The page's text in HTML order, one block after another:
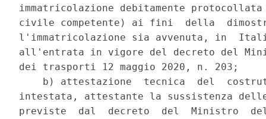
immatricolazione debitamente
civile competente) ai fini  della
l'immatricolazione sia avvenuta, in
all'entrata in vigore del decreto del
dei trasporti 12 maggio 2020, n. 203;
b) attestazione  tecnica  del
intestata, attestante la sussistenza
previste  dal  decreto  del  Ministro